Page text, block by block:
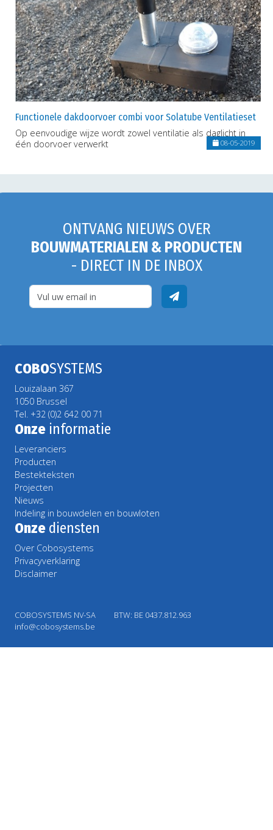
Functionele dakdoorvoer combi voor Solatube Ventilatieset
Op eenvoudige wijze wordt zowel ventilatie als daglicht in
één doorvoer verwerkt
08-05-2019
ONTVANG NIEUWS OVER
BOUWMATERIALEN & PRODUCTEN
- DIRECT IN DE INBOX
COBOSYSTEMS
Louizalaan 367
1050 Brussel
Tel. +32 (0)2 642 00 71
Onze informatie
Leveranciers
Producten
Bestekteksten
Projecten
Nieuws
Indeling in bouwdelen en bouwloten
Onze diensten
Over Cobosystems
Privacyverklaring
Disclaimer
COBOSYSTEMS NV-SA
BTW: BE 0437.812.963
info@cobosystems.be